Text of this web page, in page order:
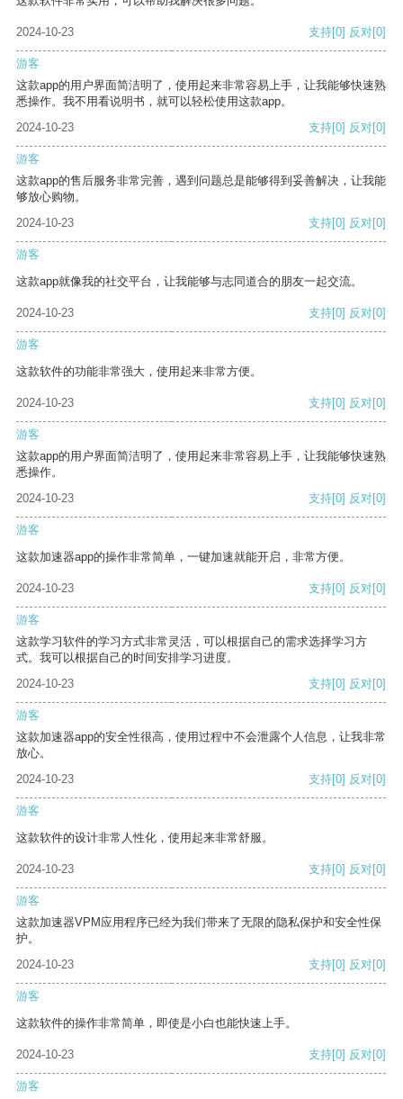
2024-10-23 支持[0] 反对[0]
游客
这款app的用户界面简洁明了，使用起来非常容易上手，让我能够快速熟
悉操作。我不用看说明书，就可以轻松使用这款app。
2024-10-23
支持[0] 反对[0]
游客
这款app的售后服务非常完善，遇到问题总是能够得到妥善解决，让我能
够放心购物。
2024-10-23
支持[0] 反对[0]
游客
这款app就像我的社交平台，让我能够与志同道合的朋友一起交流。
2024-10-23 支持[0] 反对[0]
游客
这款软件的功能非常强大，使用起来非常方便。
2024-10-23 支持[0] 反对[0]
游客
这款app的用户界面简洁明了，使用起来非常容易上手，让我能够快速熟
悉操作。
2024-10-23
支持[0] 反对[0]
游客
这款加速器app的操作非常简单，一键加速就能开启，非常方便。
2024-10-23 支持[0] 反对[0]
游客
这款学习软件的学习方式非常灵活，可以根据自己的需求选择学习方
式。我可以根据自己的时间安排学习进度。
2024-10-23
支持[0] 反对[0]
游客
这款加速器app的安全性很高，使用过程中不会泄露个人信息，让我非常
放心。
2024-10-23
支持[0] 反对[0]
游客
这款软件的设计非常人性化，使用起来非常舒服。
2024-10-23 支持[0] 反对[0]
游客
这款加速器VPM应用程序已经为我们带来了无限的隐私保护和安全性保
护。
2024-10-23
支持[0] 反对[0]
游客
这款软件的操作非常简单，即使是小白也能快速上手。
2024-10-23 支持[0] 反对[0]
游客